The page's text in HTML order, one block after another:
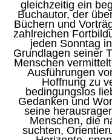
gleichzeitig ein
Buchautor, der
Büchern und
zahlreichen
jeden Sonntag
Grundlagen seiner
Menschen
Ausführungen
Hoffnung zu
bedingungslos
Gedanken und
seine
Menschen, die
suchten,